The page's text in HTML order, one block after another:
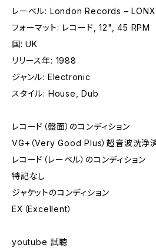
レーベル: London Records –
フォーマット: レコード, 12", 45 RPM
国: UK
リリース年: 1988
ジャンル: Electronic
スタイル: House, Dub
レコード（盤面）のコンディション
VG+（Very Good Plus）超音波洗浄
レコード（レーベル）のコンディション
特記なし
ジャケットのコンディション
EX（Excellent）
youtube 試聴